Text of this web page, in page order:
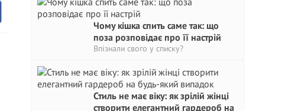
Чому кішка спить саме так: що
поза розповідає про її настрій
Впізнали свого у списку?
Стиль не має віку: як зрілій жінці
створити елегантний гардероб на